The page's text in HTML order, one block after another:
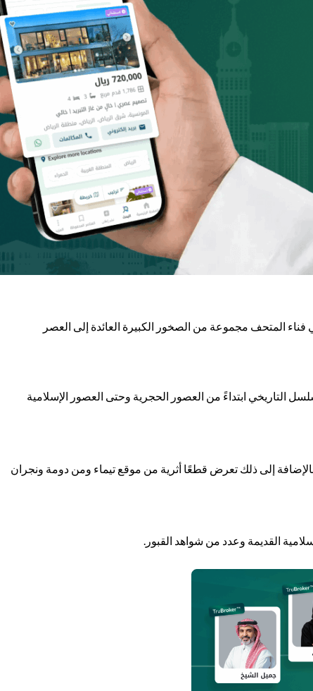
فناء المتحف مجموعة من الصخور الكبيرة العائدة إلى العصر
وفقًا للتسلسل التاريخي ابتداءً من العصور الحجرية وحتى العصور الإسلامية
إلى ذلك تعرض قطعًا أثرية من موقع تيماء ومن دومة ونجران
القديمة وعدد من شواهد القبور.